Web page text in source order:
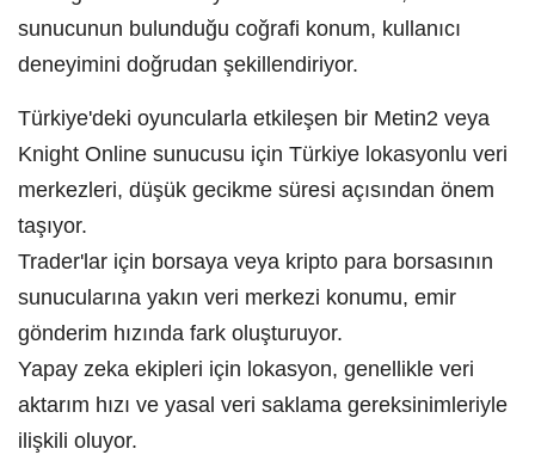
sunucunun bulunduğu coğrafi konum, kullanıcı
deneyimini doğrudan şekillendiriyor.
Türkiye'deki oyuncularla etkileşen bir Metin2 veya
Knight Online sunucusu için Türkiye lokasyonlu veri
merkezleri, düşük gecikme süresi açısından önem
taşıyor.
Trader'lar için borsaya veya kripto para borsasının
sunucularına yakın veri merkezi konumu, emir
gönderim hızında fark oluşturuyor.
Yapay zeka ekipleri için lokasyon, genellikle veri
aktarım hızı ve yasal veri saklama gereksinimleriyle
ilişkili oluyor.